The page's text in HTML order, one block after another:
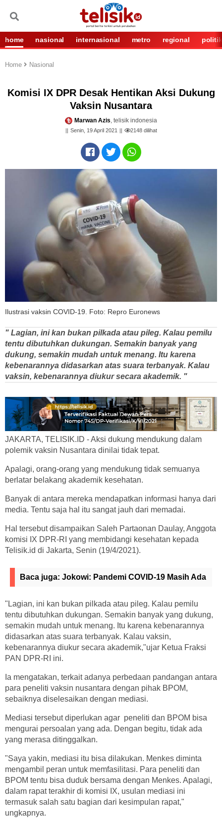
home nasional internasional metro regional politik
Home Nasional
Komisi IX DPR Desak Hentikan Aksi Dukung
Vaksin Nusantara
Marwan Azis, telisik indonesia
Senin, 19 April 2021 2148dilihat
Ilustrasi vaksin COVID-19. Foto: Repro Euronews
" Lagian, ini kan bukan pilkada atau pileg. Kalau pemilu
tentu dibutuhkan dukungan. Semakin banyak yang
dukung, semakin mudah untuk menang. Itu karena
kebenarannya didasarkan atas suara terbanyak. Kalau
vaksin, kebenarannya diukur secara akademik. "
JAKARTA, TELISIK.ID - Aksi dukung mendukung dalam
polemik vaksin Nusantara dinilai tidak tepat.
Apalagi, orang-orang yang mendukung tidak semuanya
berlatar belakang akademik kesehatan.
Banyak di antara mereka mendapatkan informasi hanya dari
media. Tentu saja hal itu sangat jauh dari memadai.
Hal tersebut disampaikan Saleh Partaonan Daulay, Anggota
komisi IX DPR-RI yang membidangi kesehatan kepada
Telisik.id di Jakarta, Senin (19/4/2021).
Baca juga: Jokowi: Pandemi COVID-19 Masih Ada
"Lagian, ini kan bukan pilkada atau pileg. Kalau pemilu
tentu dibutuhkan dukungan. Semakin banyak yang dukung,
semakin mudah untuk menang. Itu karena kebenarannya
didasarkan atas suara terbanyak. Kalau vaksin,
kebenarannya diukur secara akademik,"ujar Ketua Fraksi
PAN DPR-RI ini.
Ia mengatakan, terkait adanya perbedaan pandangan antara
para peneliti vaksin nusantara dengan pihak BPOM,
sebaiknya diselesaikan dengan mediasi.
Mediasi tersebut diperlukan agar peneliti dan BPOM bisa
mengurai persoalan yang ada. Dengan begitu, tidak ada
yang merasa ditinggalkan.
"Saya yakin, mediasi itu bisa dilakukan. Menkes diminta
mengambil peran untuk memfasilitasi. Para peneliti dan
BPOM tentu bisa duduk bersama dengan Menkes. Apalagi,
dalam rapat terakhir di komisi IX, usulan mediasi ini
termasuk salah satu bagian dari kesimpulan rapat,"
ungkapnya.